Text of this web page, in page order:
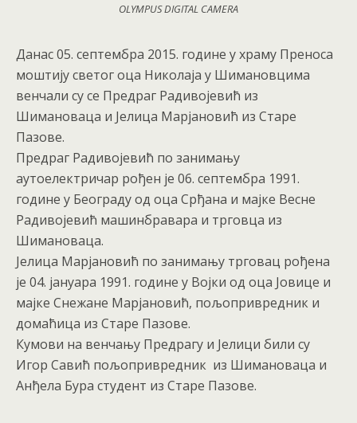
OLYMPUS DIGITAL CAMERA
Данас 05. септембра 2015. године у храму Преноса
моштију светог оца Николаја у Шимановцима
венчали су се Предраг Радивојевић из
Шимановаца и Јелица Марјановић из Старе
Пазове.
Предраг Радивојевић по занимању
аутоелектричар рођен је 06. септембра 1991.
године у Београду од оца Срђана и мајке Весне
Радивојевић машинбравара и трговца из
Шимановаца.
Јелица Марјановић по занимању трговац рођена
је 04. јануара 1991. године у Војки од оца Јовице и
мајке Снежане Марјановић, пољопривредник и
домаћица из Старе Пазове.
Кумови на венчању Предрагу и Јелици били су
Игор Савић пољопривредник из Шимановаца и
Анђела Бура студент из Старе Пазове.